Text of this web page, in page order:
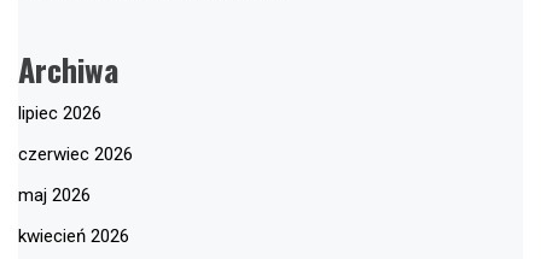
Archiwa
lipiec 2026
czerwiec 2026
maj 2026
kwiecień 2026